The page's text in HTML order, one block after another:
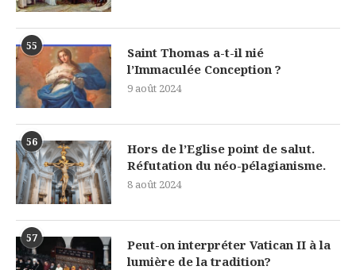
55
Saint Thomas a-t-il nié
l’Immaculée Conception ?
9 août 2024
56
Hors de l’Eglise point de salut.
Réfutation du néo-pélagianisme.
8 août 2024
57
Peut-on interpréter Vatican II à la
lumière de la tradition?